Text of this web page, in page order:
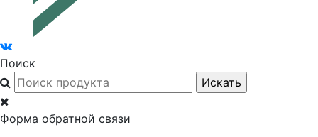
Поиск
Форма обратной связи